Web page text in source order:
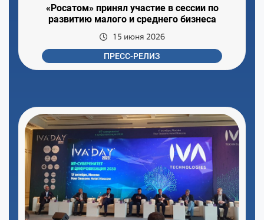
«Росатом» принял участие в сессии по
развитию малого и среднего бизнеса
15 июня 2026
ПРЕСС-РЕЛИЗ